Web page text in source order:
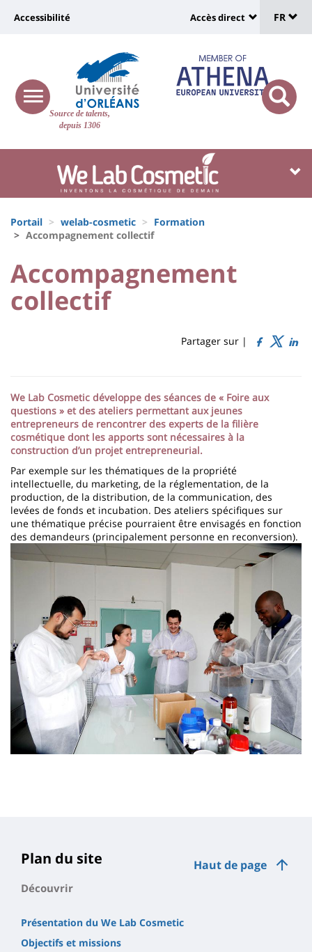
Site
Source de talents,
depuis 1306
Université
Recherche
responsive
menu
button
Université
vers
page
accessibilité
Accessibilité
:
Shortcut
links
Accès direct
de
FR
Université
Block
liste
composantes
d'Ariane
Portail welab-cosmetic
Formation
Accompagnement collectif
University
:
Sidebar
University
:
Main
Titre
Accompagnement
collectif
Partager sur |
de
la
page
principale
We Lab Cosmetic développe des séances de « Foire aux
questions » et des ateliers permettant aux jeunes
entrepreneurs de rencontrer des experts de la filière
cosmétique dont les apports sont nécessaires à la
construction d’un projet entrepreneurial.
Par exemple sur les thématiques de la propriété
intellectuelle, du marketing, de la réglementation, de la
production, de la distribution, de la communication, des
levées de fonds et incubation. Des ateliers spécifiques sur
une thématique précise pourraient être envisagés en fonction
des demandeurs (principalement personne en reconversion).
Haut de page
Plan du site
Découvrir
Présentation du We Lab Cosmetic
Objectifs et missions